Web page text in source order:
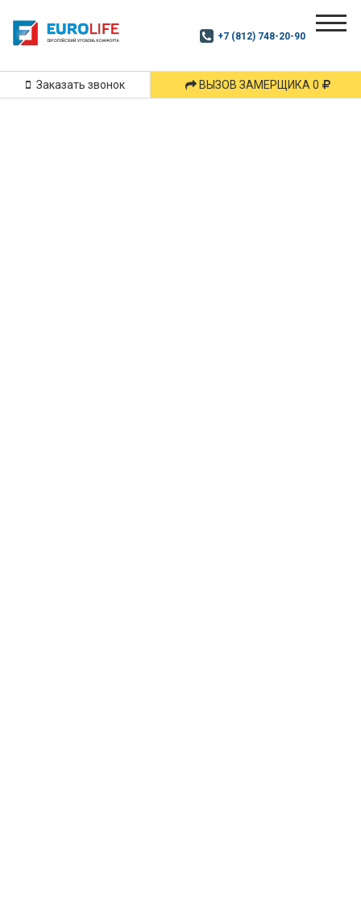
+7 (812) 748-20-90
Заказать звонок ВЫЗОВ ЗАМЕРЩИКА 0
Почитай
подпишись
Дзен